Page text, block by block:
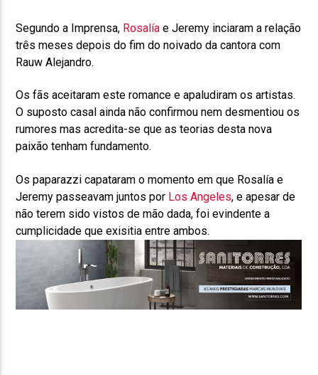
Segundo a Imprensa, Rosalía e Jeremy inciaram a relação
três meses depois do fim do noivado da cantora com
Rauw Alejandro.
Os fãs aceitaram este romance e apaludiram os artistas.
O suposto casal ainda não confirmou nem desmentiou os
rumores mas acredita-se que as teorias desta nova
paixão tenham fundamento.
Os paparazzi capataram o momento em que Rosalía e
Jeremy passeavam juntos por Los Angeles, e apesar de
não terem sido vistos de mão dada, foi evindente a
cumplicidade que exisitia entre ambos.